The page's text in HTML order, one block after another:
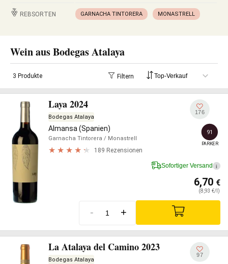
REBSORTEN GARNACHA TINTORERA MONASTRELL
Wein aus Bodegas Atalaya
3 Produkte Filtern
Laya 2024
Bodegas Atalaya
Almansa (Spanien)
Garnacha Tintorera / Monastrell
189 Rezensionen
176
91
PARKER
Sofortiger Versand i
6,70 €
(8,93 €/l)
- +
La Atalaya del Camino 2023
Bodegas Atalaya
97